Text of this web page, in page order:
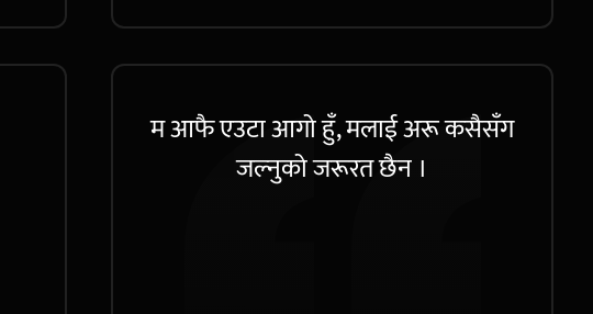
म आफै एउटा आगो हुँ, मलाई अरू कसैसँग
जल्नुको जरूरत छैन ।